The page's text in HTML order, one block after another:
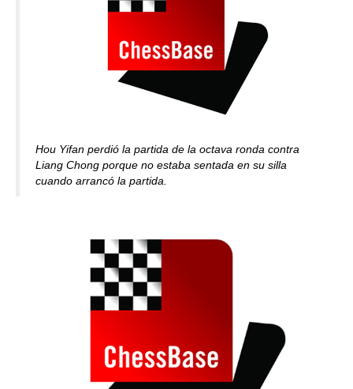
Hou Yifan perdió la partida de la octava ronda contra
Liang Chong porque no estaba sentada en su silla
cuando arrancó la partida.